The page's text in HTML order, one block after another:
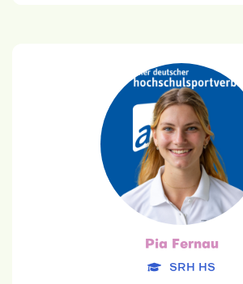
Pia Fernau
SRH HS
Pia Fernau
SRH HS
24.09.2002
Betriebswirtschaftslehre
Team: 6. Platz